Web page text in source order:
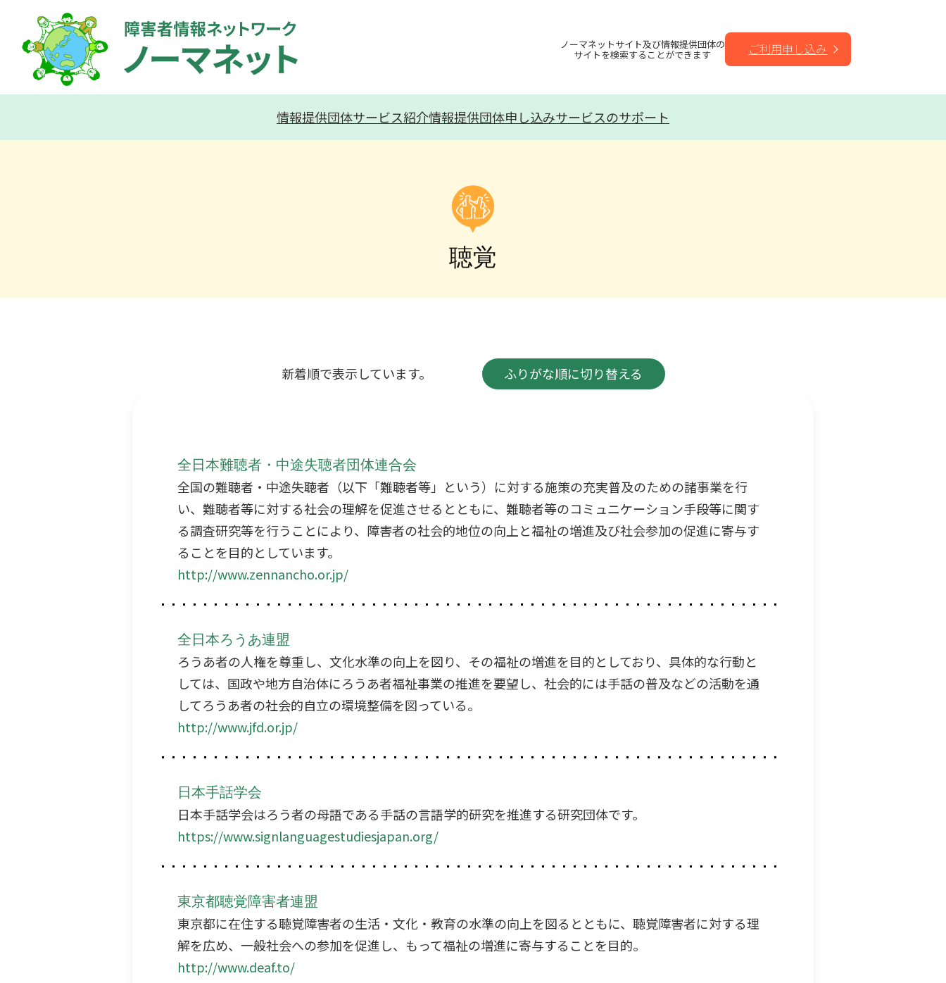
キ
プ
ノーマネットサイト及び情報提供団体の
サイトを検索することができます ご利用申し込み
情報提供団体サービス紹介情報提供団体申し込みサービスのサポート
聴覚
新着順で表示しています。 ふりがな順に切り替える
全日本難聴者・中途失聴者団体連合会
全国の難聴者・中途失聴者（以下「難聴者等」という）に対する施策の充実普及のための諸事業を行
い、難聴者等に対する社会の理解を促進させるとともに、難聴者等のコミュニケーション手段等に関す
る調査研究等を行うことにより、障害者の社会的地位の向上と福祉の増進及び社会参加の促進に寄与す
ることを目的としています。
http://www.zennancho.or.jp/
全日本ろうあ連盟
ろうあ者の人権を尊重し、文化水準の向上を図り、その福祉の増進を目的としており、具体的な行動と
しては、国政や地方自治体にろうあ者福祉事業の推進を要望し、社会的には手話の普及などの活動を通
してろうあ者の社会的自立の環境整備を図っている。
http://www.jfd.or.jp/
日本手話学会
日本手話学会はろう者の母語である手話の言語学的研究を推進する研究団体です。
https://www.signlanguagestudiesjapan.org/
東京都聴覚障害者連盟
東京都に在住する聴覚障害者の生活・文化・教育の水準の向上を図るとともに、聴覚障害者に対する理
解を広め、一般社会への参加を促進し、もって福祉の増進に寄与することを目的。
http://www.deaf.to/